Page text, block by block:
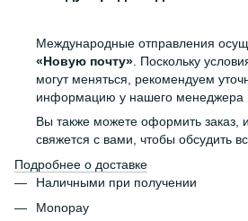
Международные отправления
«Новую почту» . Поскольку
могут меняться, рекомендуем
информацию у нашего менеджера
Вы также можете оформить заказ,
свяжется с вами, чтобы обсудить
Подробнее о доставке
Наличными при получении
Monopay